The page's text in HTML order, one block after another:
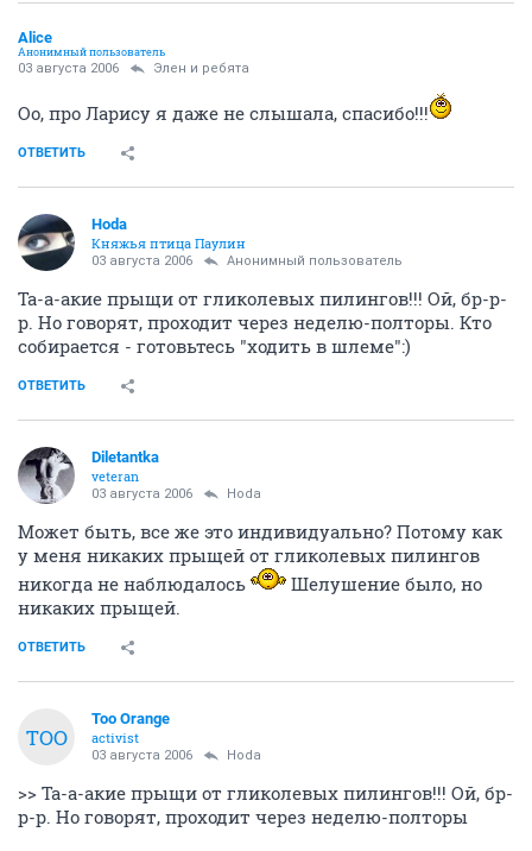
Alice
Анонимный пользователь
03 августа 2006 Элен и ребята
Оо, про Ларису я даже не слышала, спасибо!!!
ОТВЕТИТЬ
Hoda
Княжья птица Паулин
03 августа 2006 Анонимный пользователь
Та-а-акие прыщи от гликолевых пилингов!!! Ой, бр-р-
р. Но говорят, проходит через неделю-полторы. Кто
собирается - готовьтесь "ходить в шлеме":)
ОТВЕТИТЬ
Diletantka
veteran
03 августа 2006 Hoda
Может быть, все же это индивидуально? Потому как
у меня никаких прыщей от гликолевых пилингов
никогда не наблюдалось
Шелушение было, но
никаких прыщей.
ОТВЕТИТЬ
TOO
Too Orange
activist
03 августа 2006 Hoda
>> Та-а-акие прыщи от гликолевых пилингов!!! Ой, бр-
р-р. Но говорят, проходит через неделю-полторы